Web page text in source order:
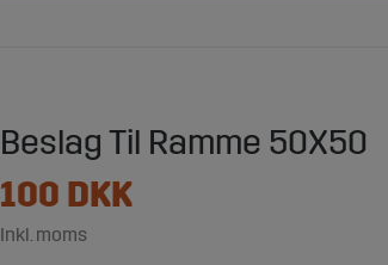
Beslag Til Ramme 50X50
100 DKK
Inkl. moms